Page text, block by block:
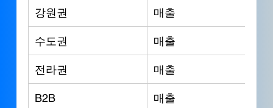
강원권 매출
수도권 매출
전라권 매출
B2B 매출